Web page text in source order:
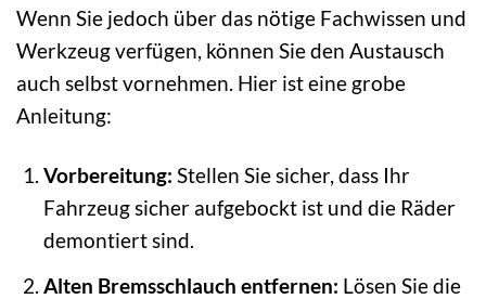
Wenn Sie jedoch über das nötige Fachwissen und
Werkzeug verfügen, können Sie den Austausch
auch selbst vornehmen. Hier ist eine grobe
Anleitung:
Vorbereitung: Stellen Sie sicher, dass Ihr
Fahrzeug sicher aufgebockt ist und die Räder
demontiert sind.
Alten Bremsschlauch entfernen: Lösen Sie die